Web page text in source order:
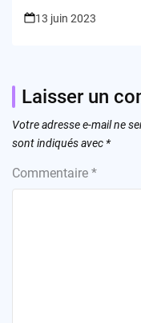
13 juin 2023
Laisser un
Votre adresse e-mail ne
sont indiqués avec *
Commentaire *